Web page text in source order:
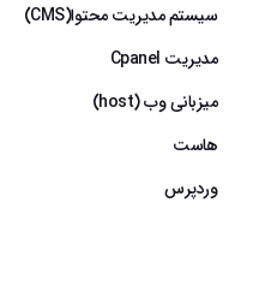
سیستم مدیریت محتوا(CMS)
مدیریت Cpanel
میزبانی وب (host)
هاست
وردپرس